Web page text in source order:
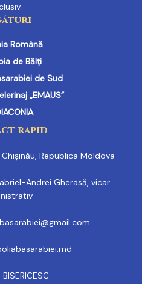
Română
de Bălți
de Sud
„EMAUS”
rapid
Chișinău, Republica Moldova
Andrei Gherasă, vicar